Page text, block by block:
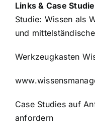
Links & Case
Studie: Wissen als
und
Werkzeugkasten
Case Studies auf
anfordern